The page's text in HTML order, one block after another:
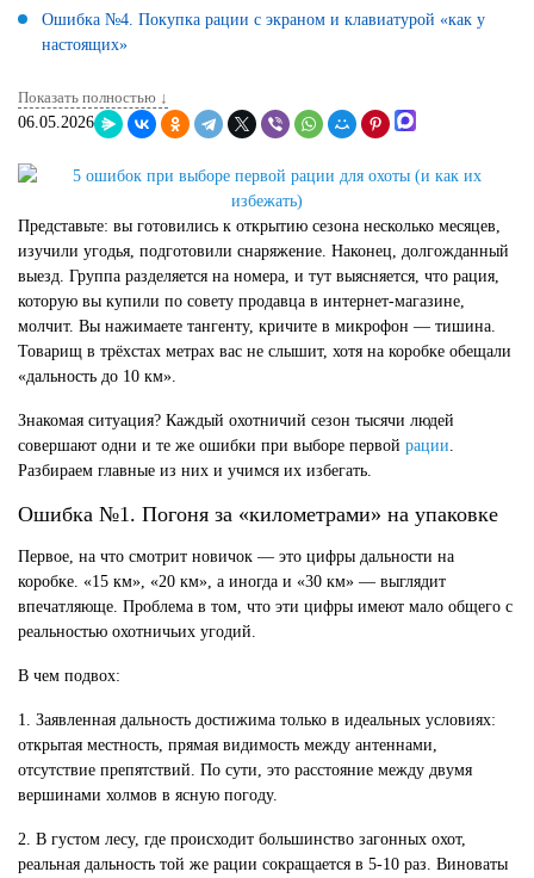
Ошибка №4. Покупка рации с экраном и клавиатурой «как у
настоящих»
Показать полностью ↓
06.05.2026
Представьте: вы готовились к открытию сезона несколько месяцев,
изучили угодья, подготовили снаряжение. Наконец, долгожданный
выезд. Группа разделяется на номера, и тут выясняется, что рация,
которую вы купили по совету продавца в интернет-магазине,
молчит. Вы нажимаете тангенту, кричите в микрофон — тишина.
Товарищ в трёхстах метрах вас не слышит, хотя на коробке обещали
«дальность до 10 км».
Знакомая ситуация? Каждый охотничий сезон тысячи людей
совершают одни и те же ошибки при выборе первой рации
Разбираем главные из них и учимся их избегать.
Ошибка №1. Погоня за «километрами» на упаковке
Первое, на что смотрит новичок — это цифры дальности на
коробке. «15 км», «20 км», а иногда и «30 км» — выглядит
впечатляюще. Проблема в том, что эти цифры имеют мало общего с
реальностью охотничьих угодий.
В чем подвох:
1. Заявленная дальность достижима только в идеальных условиях:
открытая местность, прямая видимость между антеннами,
отсутствие препятствий. По сути, это расстояние между двумя
вершинами холмов в ясную погоду.
2. В густом лесу, где происходит большинство загонных охот,
реальная дальность той же рации сокращается в 5-10 раз. Виноваты